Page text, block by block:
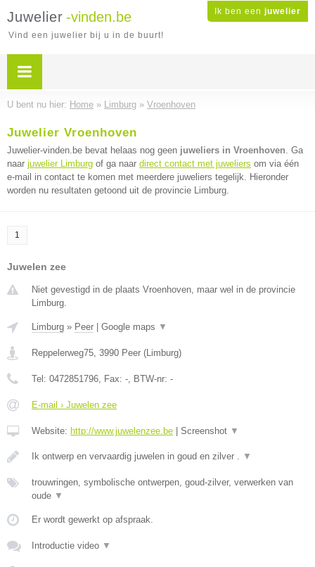
Ik ben een juwelier
Juwelier -vinden.be
Vind een juwelier bij u in de buurt!
U bent nu hier: Home » Limburg » Vroenhoven
Juwelier Vroenhoven
Juwelier-vinden.be bevat helaas nog geen juweliers in Vroenhoven. Ga
naar juwelier Limburg of ga naar direct contact met juweliers om via één
e-mail in contact te komen met meerdere juweliers tegelijk. Hieronder
worden nu resultaten getoond uit de provincie Limburg.
1
Juwelen zee
Niet gevestigd in de plaats Vroenhoven, maar wel in de provincie
Limburg.
Limburg » Peer Google maps ▼
Reppelerweg75, 3990 Peer (Limburg)
Tel: 0472851796, Fax: -, BTW-nr: -
E-mail › Juwelen zee
Website: http://www.juwelenzee.be Screenshot ▼
Ik ontwerp en vervaardig juwelen in goud en zilver . ▼
trouwringen, symbolische ontwerpen, goud-zilver, verwerken van
oude ▼
Er wordt gewerkt op afspraak.
Introductie video ▼